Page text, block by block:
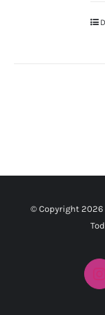
© Copyright 2026